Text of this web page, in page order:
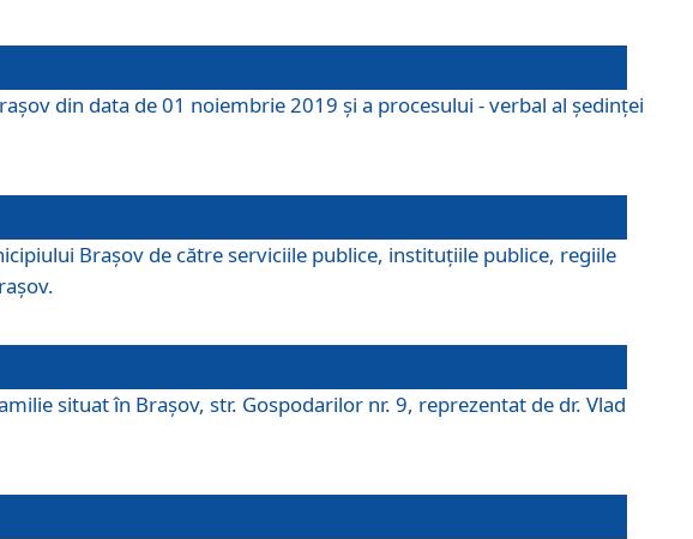
din data de 01 noiembrie 2019 și a procesului - verbal al ședinței
Brașov de către serviciile publice, instituțiile publice, regiile
situat în Braşov, str. Gospodarilor nr. 9, reprezentat de dr. Vlad